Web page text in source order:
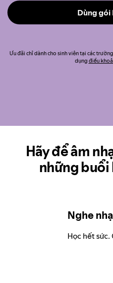
Dùng gói
Ưu đãi chỉ dành cho sinh viên tại các
dụng điều
Hãy để âm
những buổi
Nghe
Học hết